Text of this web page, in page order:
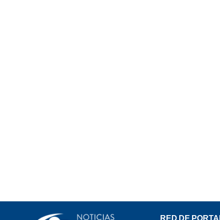
RED DE